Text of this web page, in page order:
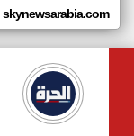
skynewsarabia.com